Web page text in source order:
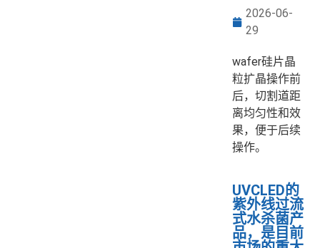
2026-06-
29
wafer硅片晶
粒扩晶操作前
后，切割道距
离均匀性和效
果，便于后续
操作。
UVCLED的
紫外线过流
式水杀菌产
品，是目前